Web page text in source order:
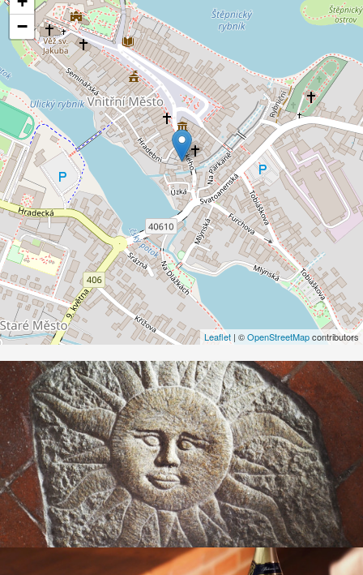
−
Leaflet | ©OpenStreetMapcontributors